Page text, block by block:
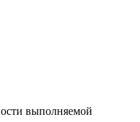
выполняемой